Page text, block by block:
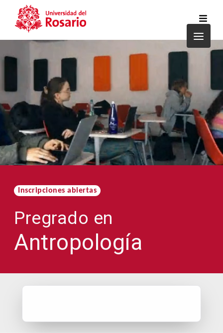
Pasar al contenido principal
Inscripciones abiertas
Pregrado en
Antropología